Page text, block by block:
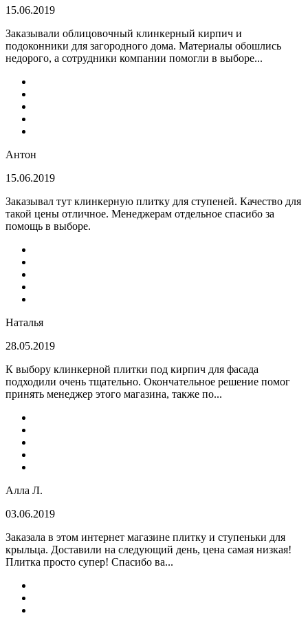
15.06.2019
Заказывали облицовочный клинкерный кирпич и
подоконники для загородного дома. Материалы обошлись
недорого, а сотрудники компании помогли в выборе...
Антон
15.06.2019
Заказывал тут клинкерную плитку для ступеней. Качество для
такой цены отличное. Менеджерам отдельное спасибо за
помощь в выборе.
Наталья
28.05.2019
К выбору клинкерной плитки под кирпич для фасада
подходили очень тщательно. Окончательное решение помог
принять менеджер этого магазина, также по...
Алла Л.
03.06.2019
Заказала в этом интернет магазине плитку и ступеньки для
крыльца. Доставили на следующий день, цена самая низкая!
Плитка просто супер! Спасибо ва...